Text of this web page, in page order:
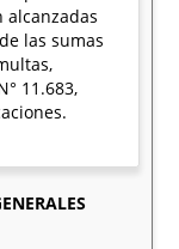
alcanzadas
las sumas
11.683,